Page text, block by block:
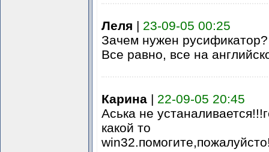
Леля | 23-09-05 00:25
Зачем нужен русификатор?
Все равно, все на
Карина| 22-09-05 20:45
Аська не
какой то